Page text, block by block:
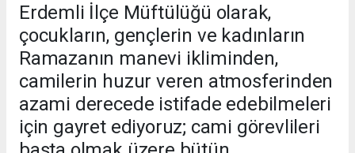
Erdemli İlçe Müftülüğü olarak,
çocukların, gençlerin ve kadınların
Ramazanın manevi ikliminden,
camilerin huzur veren atmosferinden
azami derecede istifade edebilmeleri
için gayret ediyoruz; cami görevlileri